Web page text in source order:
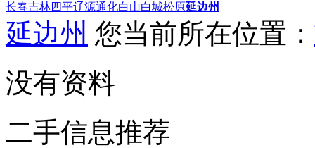
长春吉林四平辽源通化白山白城松原延边州
延边州 您当前所在位置：
没有资料
二手信息推荐